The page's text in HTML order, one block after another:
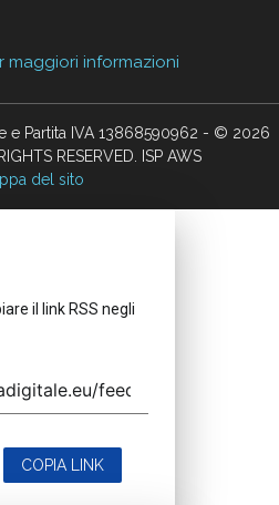
maggiori informazioni
e Partita IVA 13868590962 - © 2026
RESERVED. ISP AWS
del sito
il link RSS negli
COPIA LINK